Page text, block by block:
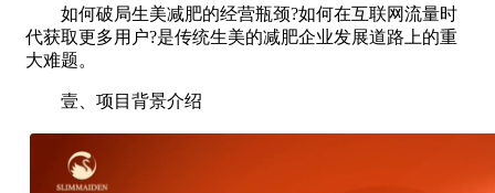
如何破局生美减肥的经营瓶颈?如何在互联网流量时
代获取更多用户?是传统生美的减肥企业发展道路上的重
大难题。
壹、项目背景介绍